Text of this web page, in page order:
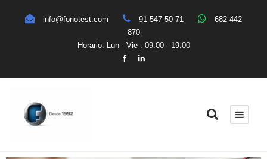
info@fonotest.com 91 547 50 71
682 442
870
Horario: Lun - Vie : 09:00 - 19:00